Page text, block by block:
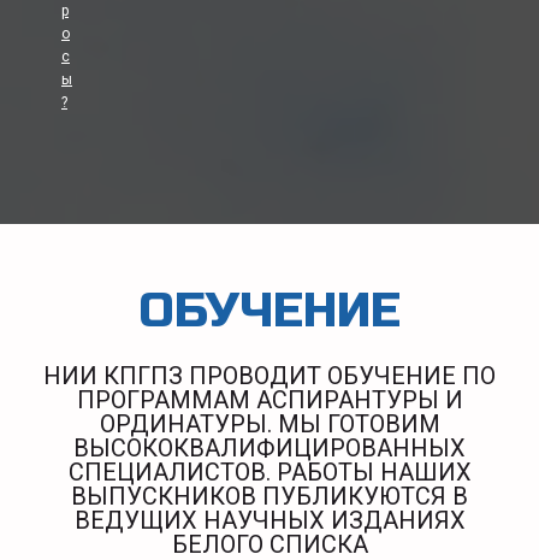
р
о
с
ы
?
ОБУЧЕНИЕ
НИИ КПГПЗ ПРОВОДИТ ОБУЧЕНИЕ ПО
ПРОГРАММАМ АСПИРАНТУРЫ И
ОРДИНАТУРЫ. МЫ ГОТОВИМ
ВЫСОКОКВАЛИФИЦИРОВАННЫХ
СПЕЦИАЛИСТОВ. РАБОТЫ НАШИХ
ВЫПУСКНИКОВ ПУБЛИКУЮТСЯ В
ВЕДУЩИХ НАУЧНЫХ ИЗДАНИЯХ
БЕЛОГО СПИСКА